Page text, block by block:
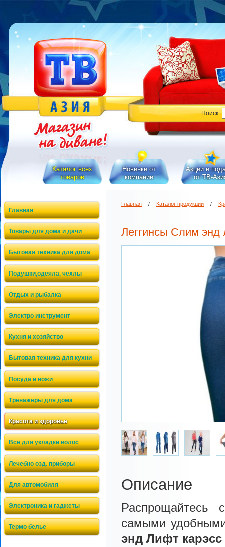
Поиск
Каталог всех
товаров
Новинки от
компании
Акции и
от ТВ-
Главная
Товары для дома и дачи
Бытовая техника для дома
Подушки,одеяла, чехлы
Отдых и рыбалка
Электро инструмент
Кухня и хозяйство
Бытовая техника для кухни
Посуда и ножи
Тренажеры для дома
Красота и здоровье
Все для укладки волос
Лечебно озд. приборы
Для автомобиля
Электроника и гаджеты
Термо белье
Главная / Каталог продукции /
Леггинсы Слим энд
Описание
самыми
энд Лифт